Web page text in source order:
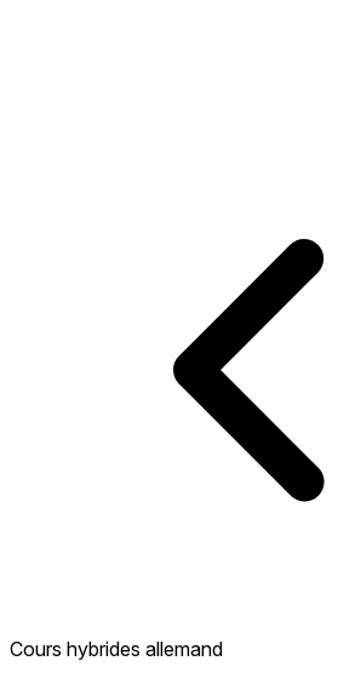
Cours hybrides allemand